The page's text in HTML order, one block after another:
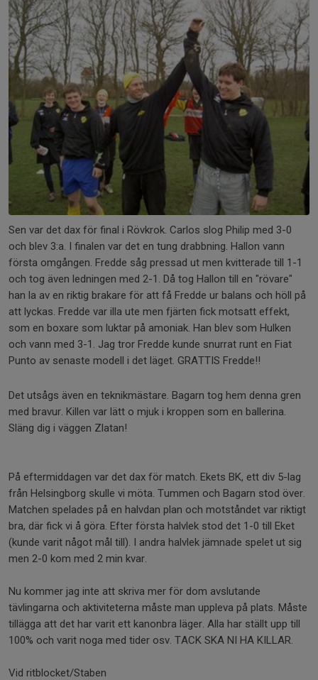
Sen var det dax för final i Rövkrok. Carlos slog Philip med 3-0
och blev 3:a. I finalen var det en tung drabbning. Hallon vann
första omgången. Fredde såg pressad ut men kvitterade till 1-1
och tog även ledningen med 2-1. Då tog Hallon till en "rövare"
han la av en riktig brakare för att få Fredde ur balans och höll på
att lyckas. Fredde var illa ute men fjärten fick motsatt effekt,
som en boxare som luktar på amoniak. Han blev som Hulken
och vann med 3-1. Jag tror Fredde kunde snurrat runt en Fiat
Punto av senaste modell i det läget. GRATTIS Fredde!!
Det utsågs även en teknikmästare. Bagarn tog hem denna gren
med bravur. Killen var lätt o mjuk i kroppen som en ballerina.
Släng dig i väggen Zlatan!
På eftermiddagen var det dax för match. Ekets BK, ett div 5-lag
från Helsingborg skulle vi möta. Tummen och Bagarn stod över.
Matchen spelades på en halvdan plan och motståndet var riktigt
bra, där fick vi å göra. Efter första halvlek stod det 1-0 till Eket
(kunde varit något mål till). I andra halvlek jämnade spelet ut sig
men 2-0 kom med 2 min kvar.
Nu kommer jag inte att skriva mer för dom avslutande
tävlingarna och aktiviteterna måste man uppleva på plats. Måste
tillägga att det har varit ett kanonbra läger. Alla har ställt upp till
100% och varit noga med tider osv. TACK SKA NI HA KILLAR.
Vid ritblocket/Staben